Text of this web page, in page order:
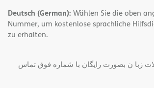
Deutsch (German): Wählen Sie die oben
Nummer, um kostenlose sprachliche
zu erhalten.
زبا ن بصورت رایگان با شماره فوق تماس